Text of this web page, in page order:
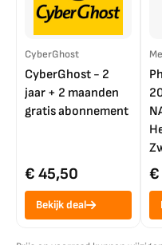
CyberGhost
CyberGhost - 2
jaar + 2 maanden
gratis abonnement
€ 45,50
Bekijk deal
€